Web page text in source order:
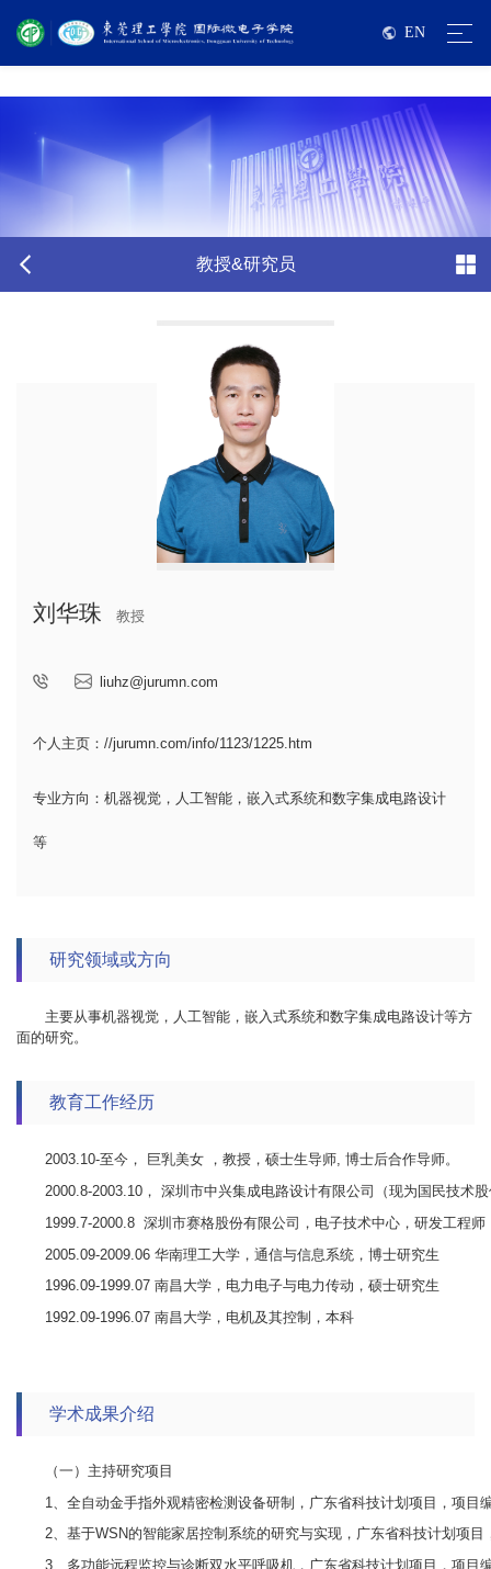
巨乳美女
EN
教授&研究员
刘华珠 教授
liuhz@jurumn.com
个人主页：//jurumn.com/info/1123/1225.htm
专业方向：机器视觉，人工智能，嵌入式系统和数字集成电路设计
等
研究领域或方向
主要从事机器视觉，人工智能，嵌入式系统和数字集成电路设计等方
面的研究。
教育工作经历
2003.10-至今， 巨乳美女 ，教授，硕士生导师, 博士后合作导师。
2000.8-2003.10， 深圳市中兴集成电路设计有限公司（现为国民技术
1999.7-2000.8 深圳市赛格股份有限公司，电子技术中心，研发工程师
2005.09-2009.06 华南理工大学，通信与信息系统，博士研究生
1996.09-1999.07 南昌大学，电力电子与电力传动，硕士研究生
1992.09-1996.07 南昌大学，电机及其控制，本科
学术成果介绍
（一）主持研究项目
1、全自动金手指外观精密检测设备研制，广东省科技计划项目，项目
2、基于WSN的智能家居控制系统的研究与实现，广东省科技计划项
3、多功能远程监控与诊断双水平呼吸机，广东省科技计划项目，项目